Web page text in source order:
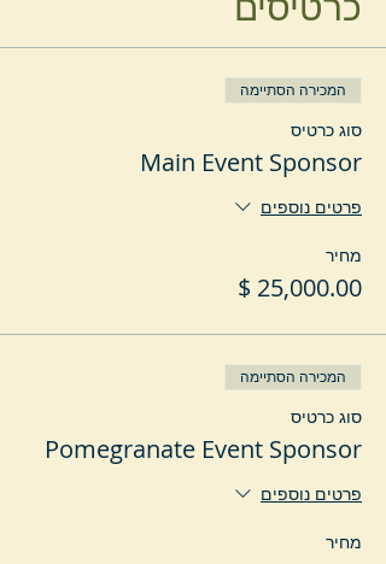
המכירה הסתיימה
סוג כרטיס
Main Event Sponsor
פרטים נוספים
מחיר
המכירה הסתיימה
סוג כרטיס
Pomegranate Event Sponsor
פרטים נוספים
מחיר